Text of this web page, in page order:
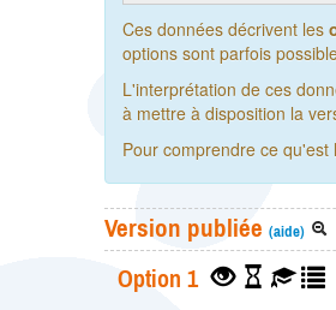
Ces données décrivent les
options sont parfois
L'interprétation de ces
à mettre à disposition la
Pour comprendre ce qu'est
Version publiée (aide)
Option 1